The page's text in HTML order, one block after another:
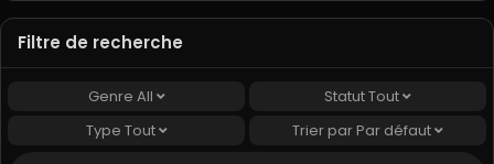
Filtre de recherche
Genre All StatutTout
Type Tout Trier par Par défaut